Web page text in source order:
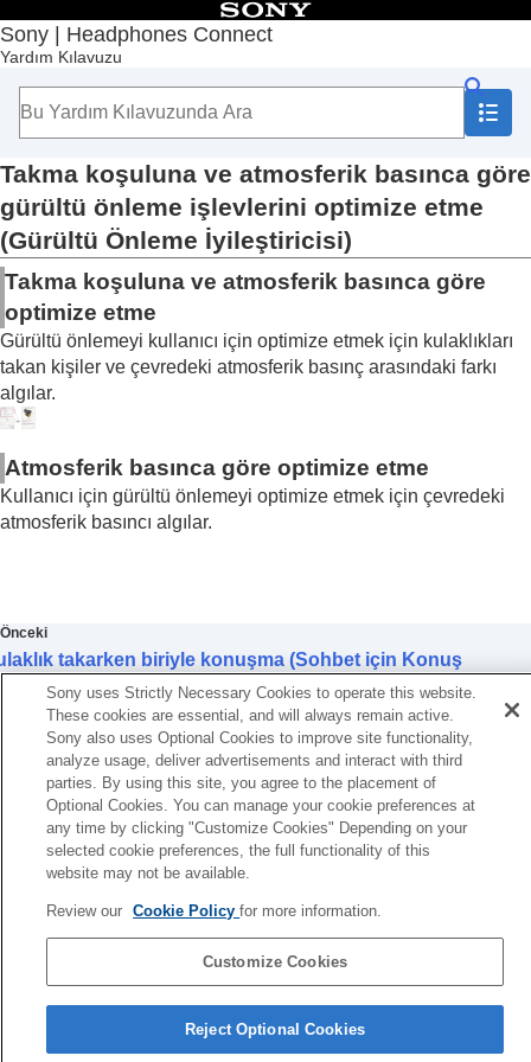
Sony | Headphones Connect
Yardım Kılavuzu
İçindekiler
Başlangıç Sayfası
Başlarken
Kullanım
“Sony | Headphones Connect” Panosu Hakkında
[Durum] sekmesinde görüntülenen işlevler
[Ses] sekmesinde görüntülenen işlevler
Hızlı Ses Ayarlarını Kullanma
Gürültü önleme işlevini ve ortam ses modunu
ayarlama (Ortam Sesi Kontrolü)
Kulaklık takarken biriyle konuşma (Sohbet için
Konuş deneyimi
Takma koşuluna ve atmosferik basınca
göre gürültü önleme işlevlerini optimize
Ekolayzırı kullanarak ses kalitesini ayarlama
Ekolayzır
Tercih ettiğiniz ekolayzırın ayarlanması
Ekolayzırınızı Bulun
etme (Mekansal Ses ve Kafa Takibi)
BLUETOOTHbağlantısının (Ses Kalitesi
Modu ) öncelik ayarının değiştirilmesi
BLUETOOTHbağlantısının (Bluetooth
Bağlantı Kalitesi) öncelik ayarının
değiştirilmesi
DSEE ExtremeÖğesini Ayarlama (Yüksek
aralık telafisi)
DSEE HXÖğesini Ayarlama (Yüksek aralık
telafisi)
DSEEÖğesini Ayarlama (Yüksek aralık
telafisi)
Takma açısını ölçerek mekansal sesi optimize
etme (Mekansal Ses Optimizasyonu)
[Sistem] sekmesinde görüntülenen işlevler
[Hizmetler] sekmesinde görüntülenen işlevler
Takma koşuluna ve atmosferik basınca göre
gürültü önleme işlevlerini optimize etme
(Gürültü Önleme İyileştiricisi)
Takma koşuluna ve atmosferik basınca göre
optimize etme
Gürültü önlemeyi kullanıcı için optimize etmek için kulaklıkları
takan kişiler ve çevredeki atmosferik basınç arasındaki farkı
algılar.
Atmosferik basınca göre optimize etme
Kullanıcı için gürültü önlemeyi optimize etmek için çevredeki
atmosferik basıncı algılar.
Önceki
takarken biriyle konuşma (Sohbet için Konuş
Sonraki
Ses Konumunu Kontrol
Dil Seçimi Sayfası
4-730-255-16(1)
Sony uses Strictly Necessary Cookies to operate this website.
These cookies are essential, and will always remain active.
Sony also uses Optional Cookies to improve site functionality,
analyze usage, deliver advertisements and interact with third
parties. By using this site, you agree to the placement of
Optional Cookies. You can manage your cookie preferences at
any time by clicking "Customize Cookies" Depending on your
selected cookie preferences, the full functionality of this
website may not be available.
Review our Cookie Policyfor more information.
Customize Cookies
Reject Optional Cookies